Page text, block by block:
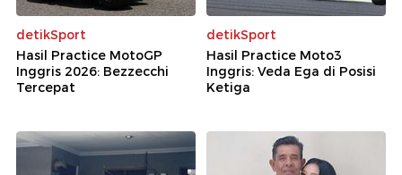
detikSport
Hasil Practice MotoGP
Inggris 2026: Bezzecchi
Tercepat
detikSport
Hasil Practice Moto3
Inggris: Veda Ega di Posisi
Ketiga